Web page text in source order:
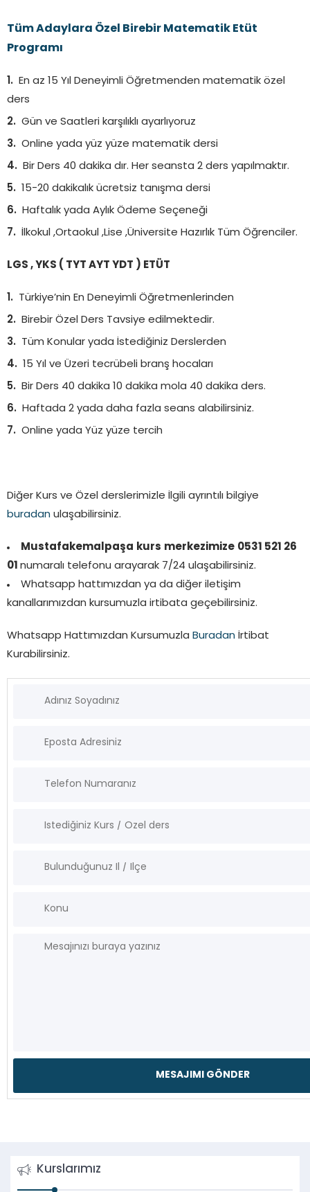
Tüm Adaylara Özel Birebir Matematik Etüt
Programı
En az 15 Yıl Deneyimli Öğretmenden matematik özel
ders
Gün ve Saatleri karşılıklı ayarlıyoruz
Online yada yüz yüze matematik dersi
Bir Ders 40 dakika dır. Her seansta 2 ders yapılmaktır.
15-20 dakikalık ücretsiz tanışma dersi
Haftalık yada Aylık Ödeme Seçeneği
İlkokul ,Ortaokul ,Lise ,Üniversite Hazırlık Tüm Öğrenciler.
LGS , YKS ( TYT AYT YDT ) ETÜT
Türkiye’nin En Deneyimli Öğretmenlerinden
Birebir Özel Ders Tavsiye edilmektedir.
Tüm Konular yada İstediğiniz Derslerden
15 Yıl ve Üzeri tecrübeli branş hocaları
Bir Ders 40 dakika 10 dakika mola 40 dakika ders.
Haftada 2 yada daha fazla seans alabilirsiniz.
Online yada Yüz yüze tercih
Diğer Kurs ve Özel derslerimizle İlgili ayrıntılı bilgiye
buradan ulaşabilirsiniz.
Mustafakemalpaşa kurs merkezimize 0531 521 26
01 numaralı telefonu arayarak 7/24 ulaşabilirsiniz.
Whatsapp hattımızdan ya da diğer iletişim
kanallarımızdan kursumuzla irtibata geçebilirsiniz.
Whatsapp Hattımızdan Kursumuzla Buradan İrtibat
Kurabilirsiniz.
Kurslarımız